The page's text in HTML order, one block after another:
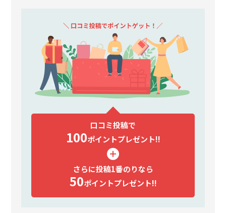
口コミ投稿で
100ポイントプレゼント!!
さらに投稿1番のりなら
50ポイントプレゼント!!